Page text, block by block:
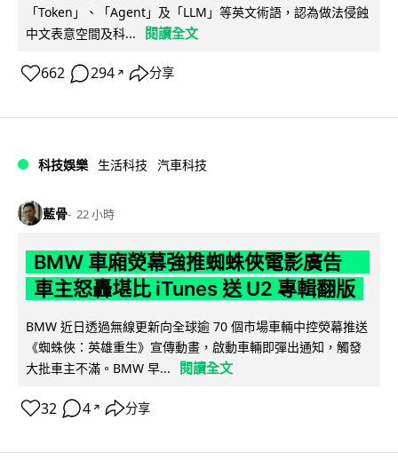
「Token」、「Agent」及「LLM」等英文術語，認為做法侵蝕
中文表意空間及科...
閱讀全文
662 294 ↗ 分享
科技娛樂 生活科技 汽車科技
藍骨 22 小時
BMW 車廂熒幕強推蜘蛛俠電影廣告
車主怒轟堪比 iTunes 送 U2 專輯翻版
BMW 近日透過無線更新向全球逾 70 個市場車輛中控熒幕推送
《蜘蛛俠：英雄重生》宣傳動畫，啟動車輛即彈出通知，觸發
大批車主不滿。BMW 早...
閱讀全文
32 4 ↗ 分享